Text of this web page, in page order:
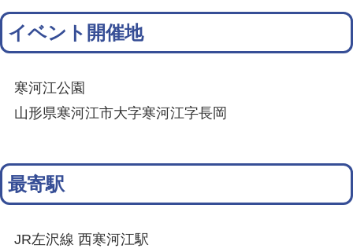
イベント開催地
寒河江公園
山形県寒河江市大字寒河江字長岡
最寄駅
JR左沢線 西寒河江駅